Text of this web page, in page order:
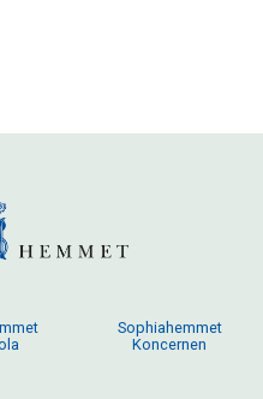
Sophiahemmet
Koncernen